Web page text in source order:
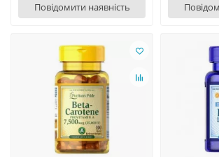
Повідомити наявність